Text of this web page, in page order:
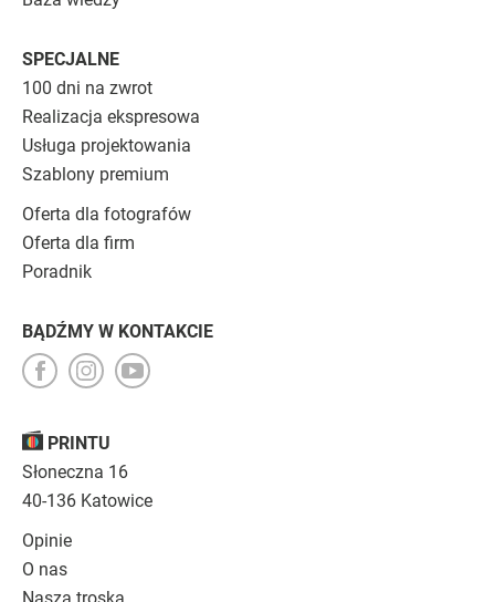
PRINTU
Słoneczna 16
40-136 Katowice
Opinie
O nas
SPECJALNE
100 dni na zwrot
Realizacja ekspresowa
Usługa projektowania
Szablony premium
Oferta dla fotografów
Oferta dla firm
Poradnik
BĄDŹMY W KONTAKCIE